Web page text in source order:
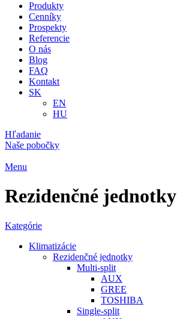
Produkty
Cenníky
Prospekty
Referencie
O nás
Blog
FAQ
Kontakt
SK
EN
HU
Hľadanie
Naše pobočky
Menu
Rezidenčné jednotky
Kategórie
Klimatizácie
Rezidenčné jednotky
Multi-split
AUX
GREE
TOSHIBA
Single-split